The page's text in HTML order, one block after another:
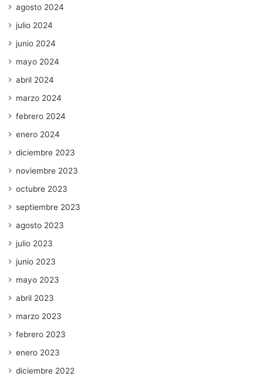
agosto 2024
julio 2024
junio 2024
mayo 2024
abril 2024
marzo 2024
febrero 2024
enero 2024
diciembre 2023
noviembre 2023
octubre 2023
septiembre 2023
agosto 2023
julio 2023
junio 2023
mayo 2023
abril 2023
marzo 2023
febrero 2023
enero 2023
diciembre 2022